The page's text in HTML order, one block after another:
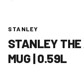
STANLEY
STANLEY
MUG | 0.59L